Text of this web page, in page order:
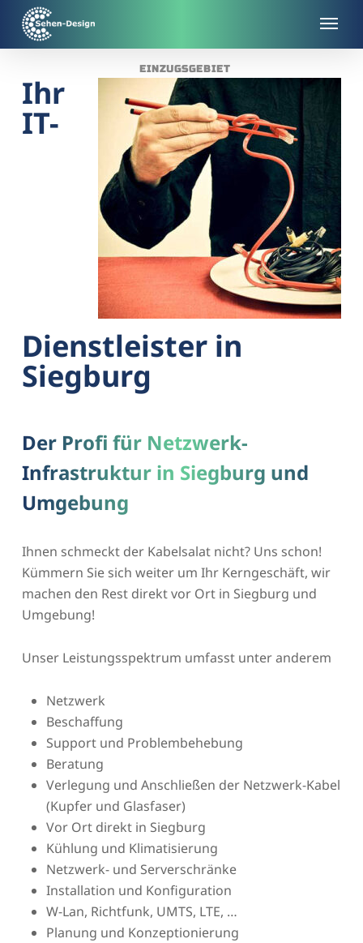
main
EINZUGSGEBIET
Ihr
IT-
Dienstleister in
Siegburg
Der Profi für Netzwerk-
Infrastruktur in Siegburg und
Umgebung
Ihnen schmeckt der Kabelsalat nicht? Uns schon!
Kümmern Sie sich weiter um Ihr Kerngeschäft, wir
machen den Rest direkt vor Ort in Siegburg und
Umgebung!
Unser Leistungsspektrum umfasst unter anderem
Netzwerk
Beschaffung
Support und Problembehebung
Beratung
Verlegung und Anschließen der Netzwerk-Kabel
(Kupfer und Glasfaser)
Vor Ort direkt in Siegburg
Kühlung und Klimatisierung
Netzwerk- und Serverschränke
Installation und Konfiguration
W-Lan, Richtfunk, UMTS, LTE, …
Planung und Konzeptionierung